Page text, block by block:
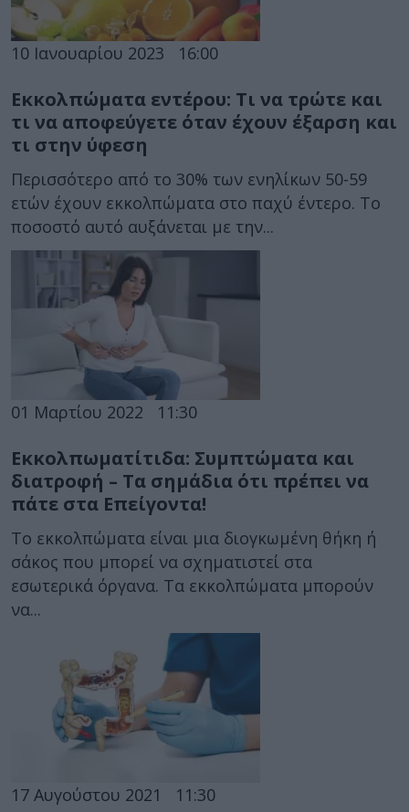
10 Ιανουαρίου 2023 16:00
Εκκολπώματα εντέρου: Τι να τρώτε και
τι να αποφεύγετε όταν έχουν έξαρση και
τι στην ύφεση
Περισσότερο από το 30% των ενηλίκων 50-59
ετών έχουν εκκολπώματα στο παχύ έντερο. Το
ποσοστό αυτό αυξάνεται με την...
01 Μαρτίου 2022 11:30
Εκκολπωματίτιδα: Συμπτώματα και
διατροφή – Τα σημάδια ότι πρέπει να
πάτε στα Επείγοντα!
Το εκκολπώματα είναι μια διογκωμένη θήκη ή
σάκος που μπορεί να σχηματιστεί στα
εσωτερικά όργανα. Τα εκκολπώματα μπορούν
να...
17 Αυγούστου 2021 11:30